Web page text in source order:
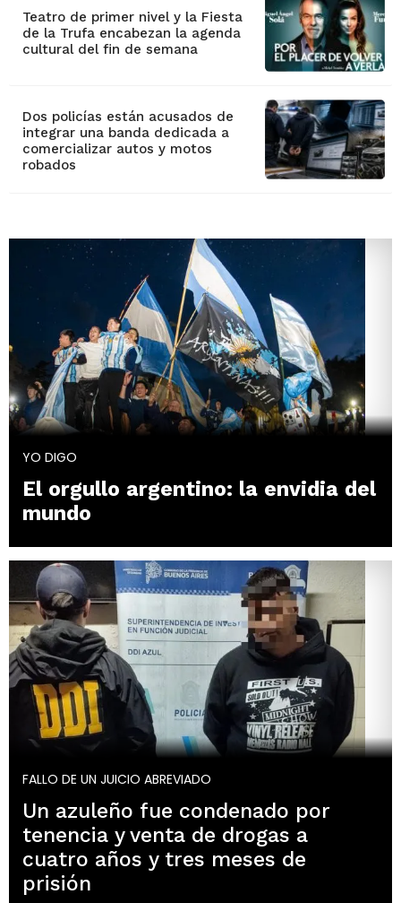
Teatro de primer nivel y la Fiesta
de la Trufa encabezan la agenda
cultural del fin de semana
Dos policías están acusados de
integrar una banda dedicada a
comercializar autos y motos
robados
YO DIGO
El orgullo argentino: la envidia del
mundo
FALLO DE UN JUICIO ABREVIADO
Un azuleño fue condenado por
tenencia y venta de drogas a
cuatro años y tres meses de
prisión